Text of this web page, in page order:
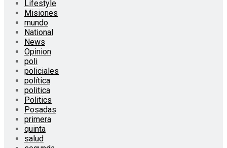
Lifestyle
Misiones
mundo
National
News
Opinion
poli
policiales
política
politica
Politics
Posadas
primera
quinta
salud